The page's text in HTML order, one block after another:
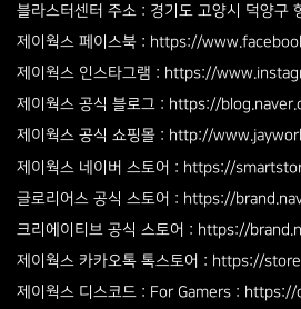
블라스터센터 주소 : 경기도 고양시 덕양
제이웍스 페이스북 : https://
제이웍스 인스타그램 : https://
제이웍스 공식 블로그 : https://
제이웍스 공식 쇼핑몰 : http://
제이웍스 네이버 스토어 : https://
글로리어스 공식 스토어 : https://
크리에이티브 공식 스토어 : https://
제이웍스 카카오톡 톡스토어 : https://
제이웍스 디스코드 : For Gamers :